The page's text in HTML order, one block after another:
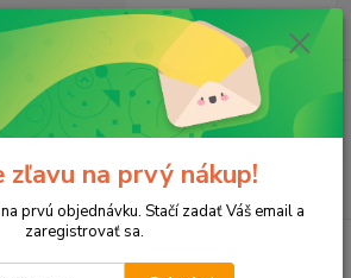
Menu
ks
za0 €
Tesnenie sada Uniflex
zľavu na prvý nákup!
prvú objednávku. Stačí zadať Váš email a
zaregistrovať sa.